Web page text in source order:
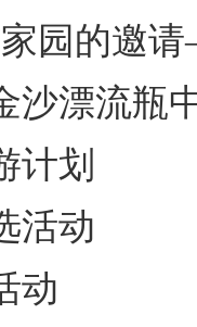
家园的邀
沙漂流瓶
计划
活动
动